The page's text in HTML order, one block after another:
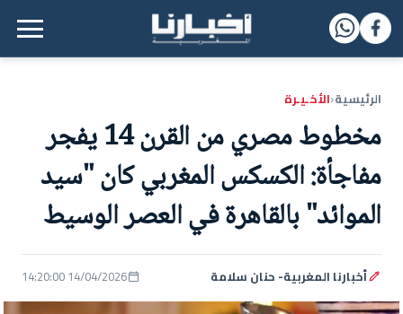
القائمة الرئيسية
الرئيسية‹الأخـيـرة
مخطوط مصري من القرن 14 يفجر
مفاجأة: الكسكس المغربي كان "سيد
الموائد" بالقاهرة في العصر الوسيط
أخبارنا المغربية- حنان سلامة 14/04/2026 14:20:00